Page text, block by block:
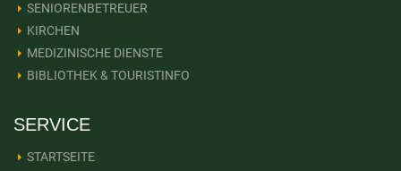
SENIORENBETREUER
KIRCHEN
MEDIZINISCHE DIENSTE
BIBLIOTHEK & TOURISTINFO
SERVICE
STARTSEITE